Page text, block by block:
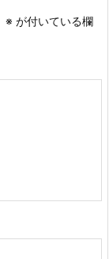
※ が付いている欄